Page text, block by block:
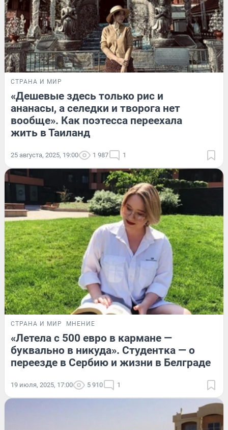
СТРАНА И МИР
«Дешевые здесь только рис и
ананасы, а селедки и творога нет
вообще». Как поэтесса переехала
жить в Таиланд
25 августа, 2025, 19:00 1 987 1
СТРАНА И МИР МНЕНИЕ
«Летела с 500 евро в кармане —
буквально в никуда». Студентка — о
переезде в Сербию и жизни в Белграде
19 июля, 2025, 17:00 5 910 1